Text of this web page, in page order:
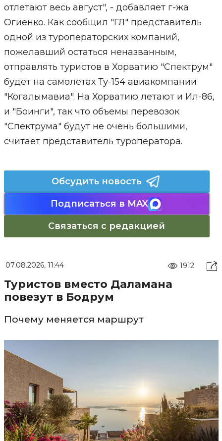
отлетают весь август", - добавляет г-жа
Огиенко. Как сообщил "ГЛ" представитель
одной из туроператорских компаний,
пожелавший остаться неназванным,
отправлять туристов в Хорватию "Спектрум"
будет на самолетах Ту-154 авиакомпании
"Когалымавиа". На Хорватию летают и Ил-86,
и "Боинги", так что объемы перевозок
"Спектрума" будут не очень большими,
считает представитель туроператора.
Обсудить новость
Подписаться в MAX
Связаться с редакцией
07.08.2026, 11:44 1912
Туристов вместо Даламана
повезут в Бодрум
Почему меняется маршрут